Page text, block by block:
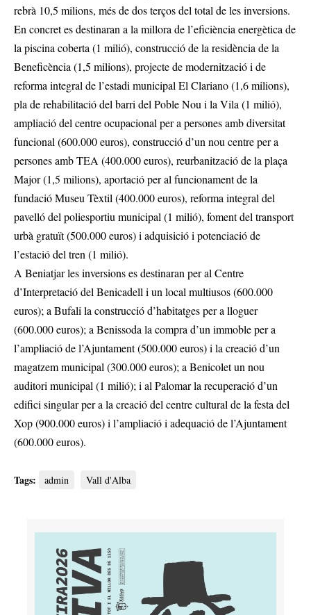
rebrà 10,5 milions, més de dos terços del total de les inversions.
En concret es destinaran a la millora de l’eficiència energètica de
la piscina coberta (1 milió), construcció de la residència de la
Beneficència (1,5 milions), projecte de modernització i de
reforma integral de l’estadi municipal El Clariano (1,6 milions),
pla de rehabilitació del barri del Poble Nou i la Vila (1 milió),
ampliació del centre ocupacional per a persones amb diversitat
funcional (600.000 euros), construcció d’un nou centre per a
persones amb TEA (400.000 euros), reurbanització de la plaça
Major (1,5 milions), aportació per al funcionament de la
fundació Museu Tèxtil (400.000 euros), reforma integral del
pavelló del poliesportiu municipal (1 milió), foment del transport
urbà gratuït (500.000 euros) i adquisició i potenciació de
l’estació del tren (1 milió).
A Beniatjar les inversions es destinaran per al Centre
d’Interpretació del Benicadell i un local multiusos (600.000
euros); a Bufali la construcció d’habitatges per a lloguer
(600.000 euros); a Benissoda la compra d’un immoble per a
l’ampliació de l’Ajuntament (500.000 euros) i la creació d’un
magatzem municipal (300.000 euros); a Benicolet un nou
auditori municipal (1 milió); i al Palomar la recuperació d’un
edifici singular per a la creació del centre cultural de la festa del
Xop (900.000 euros) i l’ampliació i adequació de l’Ajuntament
(600.000 euros).
Tags: admin Vall d'Alba